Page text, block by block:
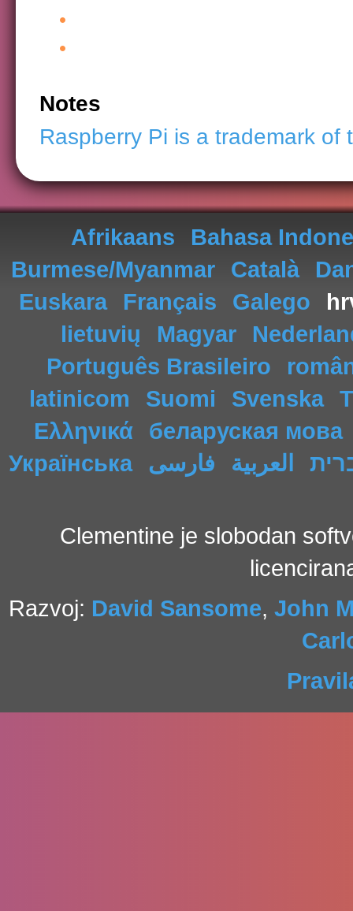
Notes
Raspberry Pi is a trademark
Afrikaans
Bahasa
Burmese/Myanmar
Català
Euskara
Français Galego
lietuvių
Magyar
Português Brasileiro
latinicom
Suomi Svenska
Ελληνικά
беларуская мова
Українська
العربية فارسی
Clementine je slobodan
Razvoj: David Sansome, John